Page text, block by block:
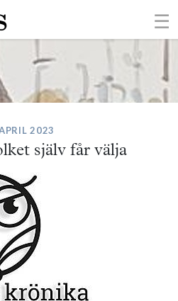
☰
×
2023
själv får välja